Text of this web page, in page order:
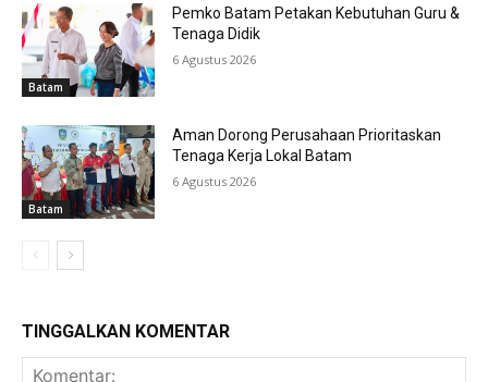
Batam
Pemko Batam Petakan Kebutuhan Guru &
Tenaga Didik
6 Agustus 2026
Batam
Aman Dorong Perusahaan Prioritaskan
Tenaga Kerja Lokal Batam
6 Agustus 2026
TINGGALKAN KOMENTAR